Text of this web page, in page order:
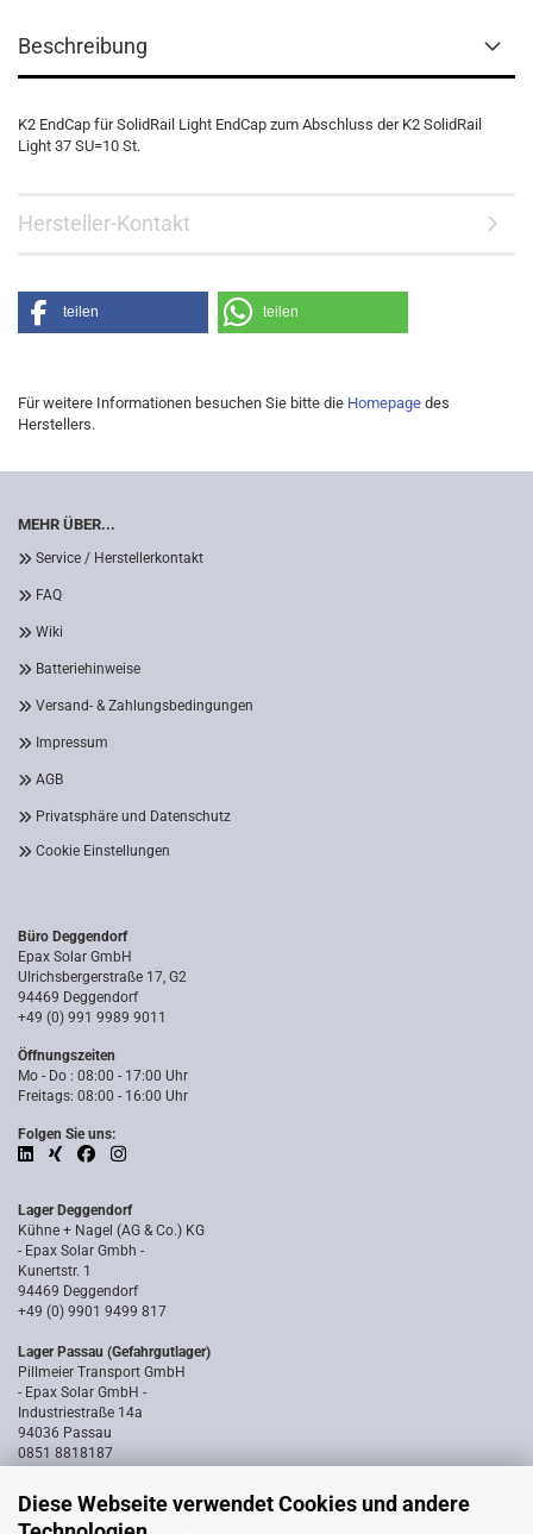
Diese Webseite verwendet Cookies und andere
Beschreibung
K2 EndCap für SolidRail Light EndCap zum Abschluss der K2 SolidRail
Light 37 SU=10 St.
Hersteller-Kontakt
teilen teilen
Für weitere Informationen besuchen Sie bitte die Homepage des
Herstellers.
MEHR ÜBER...
Service / Herstellerkontakt
FAQ
Wiki
Batteriehinweise
Versand- & Zahlungsbedingungen
Impressum
AGB
Privatsphäre und Datenschutz
Cookie Einstellungen
Büro Deggendorf
Epax Solar GmbH
Ulrichsbergerstraße 17, G2
94469 Deggendorf
+49 (0) 991 9989 9011
Öffnungszeiten
Mo - Do : 08:00 - 17:00 Uhr
Freitags: 08:00 - 16:00 Uhr
Folgen Sie uns:
Lager Deggendorf
Kühne + Nagel (AG & Co.) KG
- Epax Solar Gmbh -
Kunertstr. 1
94469 Deggendorf
+49 (0) 9901 9499 817
Lager Passau (Gefahrgutlager)
Pillmeier Transport GmbH
- Epax Solar GmbH -
Industriestraße 14a
94036 Passau
0851 8818187